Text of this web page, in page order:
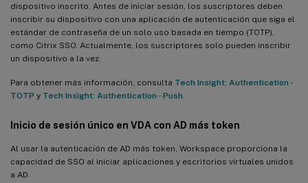
dispositivo inscrito. Antes de iniciar sesión, los suscriptores deben
inscribir su dispositivo con una aplicación de autenticación que siga el
estándar de contraseña de un solo uso basada en tiempo (TOTP),
como Citrix SSO. Actualmente, los suscriptores solo pueden inscribir
un dispositivo a la vez.
Para obtener más información, consulta Tech Insight: Authentication -
TOTP y Tech Insight: Authentication - Push
Inicio de sesión único en VDA con AD más token
Al usar la autenticación de AD más token, Workspace proporciona la
capacidad de SSO al iniciar aplicaciones y escritorios virtuales unidos
a AD.